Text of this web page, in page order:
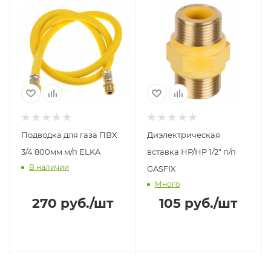
Подводка для газа ПВХ
3/4 800мм м/п ELKA
В наличии
270 руб./шт
Диэлектрическая
вставка НР/НР 1/2" п/п
GASFIX
Много
105руб./шт